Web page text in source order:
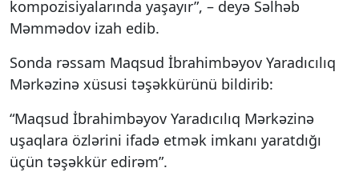
kompozisiyalarında yaşayır”, – deyə Səlhəb
Məmmədov izah edib.
Sonda rəssam Maqsud İbrahimbəyov Yaradıcılıq
Mərkəzinə xüsusi təşəkkürünü bildirib:
“Maqsud İbrahimbəyov Yaradıcılıq Mərkəzinə
uşaqlara özlərini ifadə etmək imkanı yaratdığı
üçün təşəkkür edirəm”.